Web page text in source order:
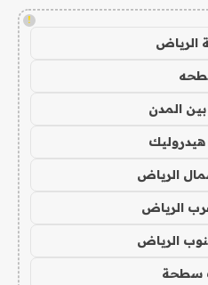
!
المدن
الرياض
الرياض
الرياض
سطحة